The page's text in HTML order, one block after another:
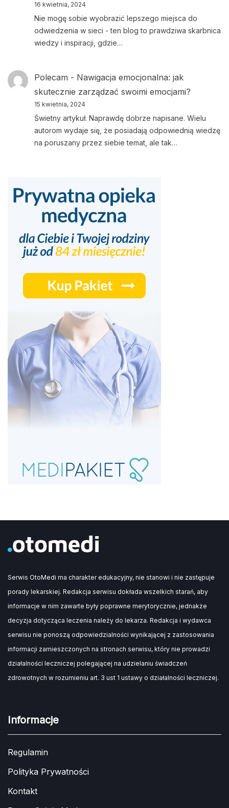
16 kwietnia, 2024
Nie mogę sobie wyobrazić lepszego miejsca do
odwiedzenia w sieci - ten blog to prawdziwa skarbnica
wiedzy i inspiracji, gdzie…
Polecam - Nawigacja emocjonalna: jak
skutecznie zarządzać swoimi emocjami?
15 kwietnia, 2024
Świetny artykuł. Naprawdę dobrze napisane. Wielu
autorom wydaje się, że posiadają odpowiednią wiedzę
na poruszany przez siebie temat, ale tak…
Serwis OtoMedi ma charakter edukacyjny, nie stanowi i nie zastępuje
porady lekarskiej. Redakcja serwisu dokłada wszelkich starań, aby
informacje w nim zawarte były poprawne merytorycznie, jednakże
decyzja dotycząca leczenia należy do lekarza. Redakcja i wydawca
serwisu nie ponoszą odpowiedzialności wynikającej z zastosowania
informacji zamieszczonych na stronach serwisu, który nie prowadzi
działalności leczniczej polegającej na udzielaniu świadczeń
zdrowotnych w rozumieniu art. 3 ust 1 ustawy o działalności leczniczej.
Informacje
Regulamin
Polityka Prywatności
Kontakt